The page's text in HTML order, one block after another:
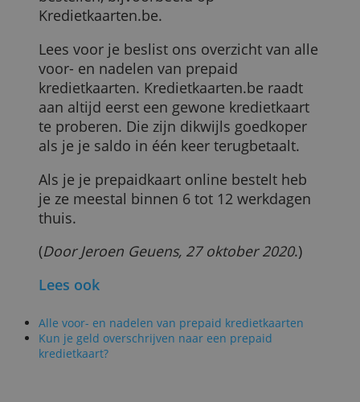
moment moet kunnen nakijken. Op
tolwegen kun je daarom ook alleen maar
met een klassieke kredietkaart betalen
bij drankautomaten kun je ook pech
hebben.
Waar koop je een prepaidkaart?
Je vindt prepaid kredietkaarten in winkels
en in postkantoren of je kunt ze online
bestellen, bijvoorbeeld op
Kredietkaarten.be.
voor- en nadelen van prepaid
kredietkaarten. Kredietkaarten.be raadt